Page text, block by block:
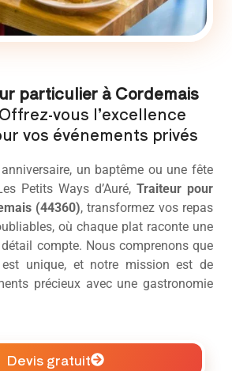
particulier à Cordemais
Offrez-vous l’excellence
vos événements privés
un baptême ou une fête
Petits Ways d’Auré, Traiteur pour
(44360), transformez vos repas
où chaque plat raconte une
compte. Nous comprenons que
unique, et notre mission est de
précieux avec une gastronomie
Devis gratuit